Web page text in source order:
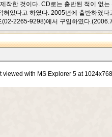
작한 것이다. CD로는 출반된 적이 없
혀있다고 하였다. 2005년에 출반하였
(02-2265-9298)에서 구입하였다
viewed with MS Explorer 5 at